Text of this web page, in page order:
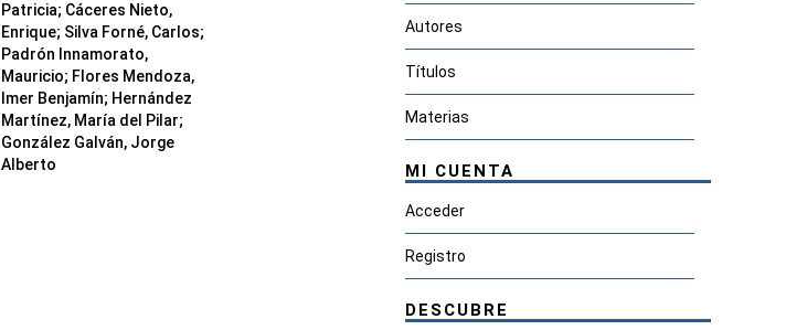
Patricia; Cáceres Nieto,
Enrique; Silva Forné, Carlos;
Padrón Innamorato,
Mauricio; Flores Mendoza,
Imer Benjamín; Hernández
Martínez, María del Pilar;
González Galván, Jorge
Alberto
Autores
Títulos
Materias
MI CUENTA
Acceder
Registro
DESCUBRE